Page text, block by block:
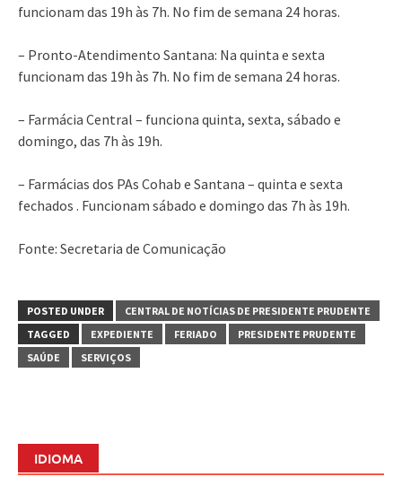
funcionam das 19h às 7h. No fim de semana 24 horas.
– Pronto-Atendimento Santana: Na quinta e sexta
funcionam das 19h às 7h. No fim de semana 24 horas.
– Farmácia Central – funciona quinta, sexta, sábado e
domingo, das 7h às 19h.
– Farmácias dos PAs Cohab e Santana – quinta e sexta
fechados . Funcionam sábado e domingo das 7h às 19h.
Fonte: Secretaria de Comunicação
POSTED UNDER
CENTRAL DE NOTÍCIAS DE PRESIDENTE PRUDENTE
TAGGED
EXPEDIENTE FERIADO
PRESIDENTE PRUDENTE
SAÚDE
SERVIÇOS
IDIOMA